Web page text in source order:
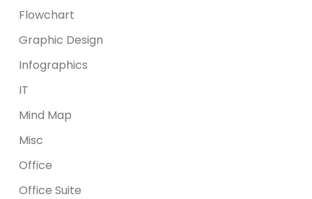
Flowchart
Graphic Design
Infographics
IT
Mind Map
Misc
Office
Office Suite